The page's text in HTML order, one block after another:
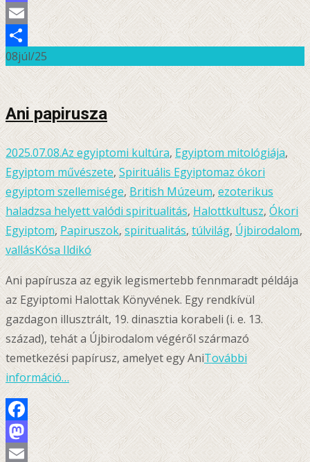
Mastodon
Email
Ossza
meg
08júl/25
Ani papirusza
2025.07.08.Az egyiptomi kultúra,Egyiptom mitológiája,
Egyiptom művészete,Spirituális Egyiptomaz ókori
egyiptom szellemisége,British Múzeum,ezoterikus
haladzsa helyett valódi spiritualitás,Halottkultusz, Ókori
Egyiptom,Papiruszok,spiritualitás,túlvilág,Újbirodalom,
vallásKósa Ildikó
Ani papírusza az egyik legismertebb fennmaradt példája
az Egyiptomi Halottak Könyvének. Egy rendkívül
gazdagon illusztrált, 19. dinasztia korabeli (i. e. 13.
század), tehát a Újbirodalom végéről származó
temetkezési papírusz, amelyet egy AniTovábbi
információ…
Facebook
Mastodon